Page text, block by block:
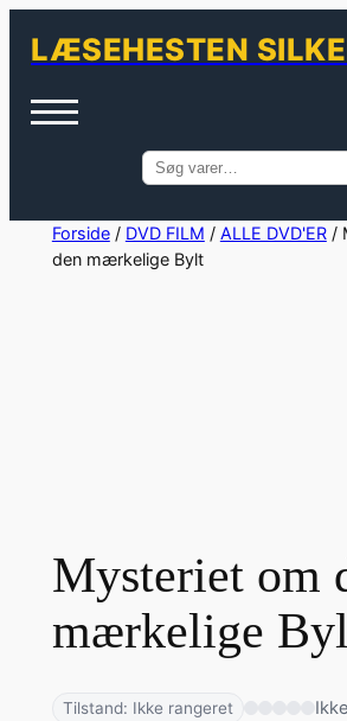
LÆSEHESTEN
Søg
SpringForside/ DVD FILM / ALLE DVD'ER/
den mærkelige Bylt
Mysteriet om
mærkelige
Tilstand: Ikke rangeret